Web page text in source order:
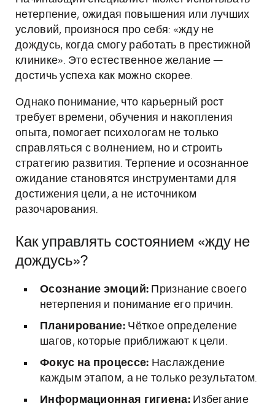
нетерпение, ожидая повышения или лучших
условий, произнося про себя: «жду не
дождусь, когда смогу работать в престижной
клинике». Это естественное желание —
достичь успеха как можно скорее.
Однако понимание, что карьерный рост
требует времени, обучения и накопления
опыта, помогает психологам не только
справляться с волнением, но и строить
стратегию развития. Терпение и осознанное
ожидание становятся инструментами для
достижения цели, а не источником
разочарования.
Как управлять состоянием «жду не
дождусь»?
Осознание эмоций: Признание своего
нетерпения и понимание его причин.
Планирование:Чёткое определение
шагов, которые приближают к цели.
Фокус на процессе: Наслаждение
каждым этапом, а не только результатом.
Информационная гигиена:Избегание